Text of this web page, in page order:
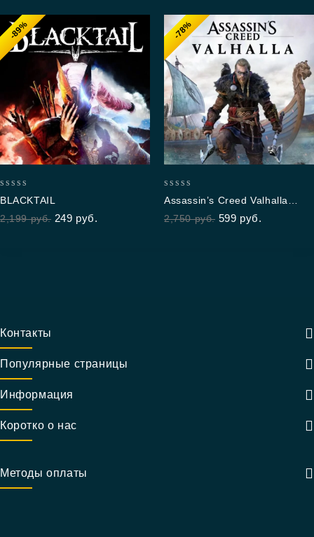
-89%
out
of
BLACKTAIL
2,199руб. 249 руб.
-78%
out
of
Assassin’s Creed Valhalla
Standard Edition
2,750руб. 599 руб.
Контакты
Популярные страницы
Информация
Коротко о нас
Методы оплаты